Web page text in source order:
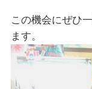
この機会にぜひ
ます。